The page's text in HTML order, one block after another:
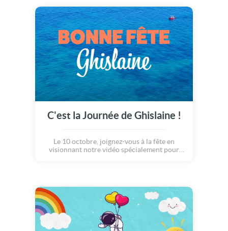
C'est la Journée de Ghislaine !
Le 10 octobre, joignez-vous à la fête en
visionnant notre vidéo spécialement pour